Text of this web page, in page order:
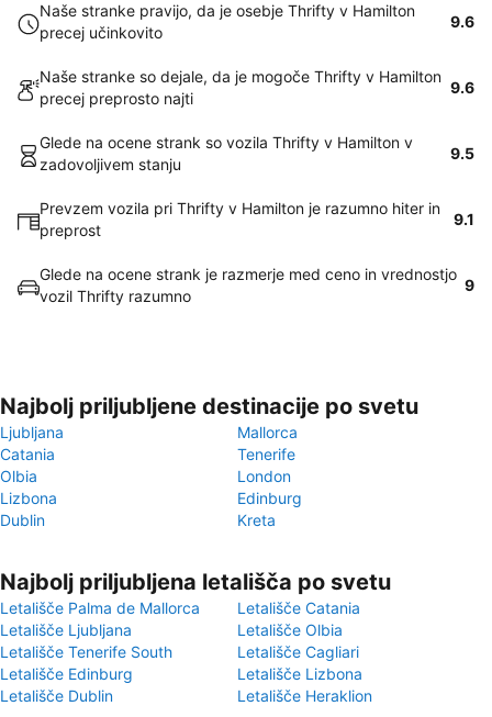
Naše stranke pravijo, da je osebje Thrifty v Hamilton
precej učinkovito
9.6
Naše stranke so dejale, da je mogoče Thrifty v Hamilton
precej preprosto najti
9.6
Glede na ocene strank so vozila Thrifty v Hamilton v
zadovoljivem stanju
9.5
Prevzem vozila pri Thrifty v Hamilton je razumno hiter in
preprost
9.1
Glede na ocene strank je razmerje med ceno in vrednostjo
vozil Thrifty razumno
9
Najbolj priljubljene destinacije po svetu
Ljubljana
Mallorca
Catania
Tenerife
Olbia
London
Lizbona
Edinburg
Dublin
Kreta
Najbolj priljubljena letališča po svetu
Letališče Palma de Mallorca
Letališče Catania
Letališče Ljubljana
Letališče Olbia
Letališče Tenerife South
Letališče Cagliari
Letališče Edinburg
Letališče Lizbona
Letališče Dublin
Letališče Heraklion